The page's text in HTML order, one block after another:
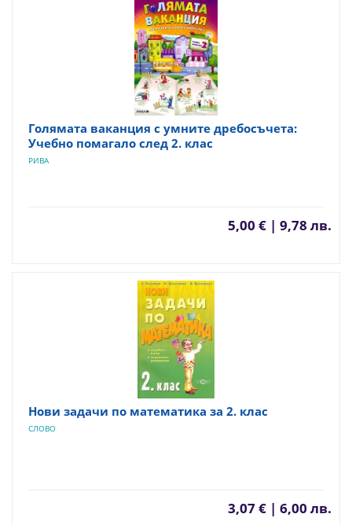
Голямата ваканция с умните дребосъчета:
Учебно помагало след 2. клас
РИВА
5,00 € | 9,78 лв.
Нови задачи по математика за 2. клас
СЛОВО
3,07 € | 6,00 лв.